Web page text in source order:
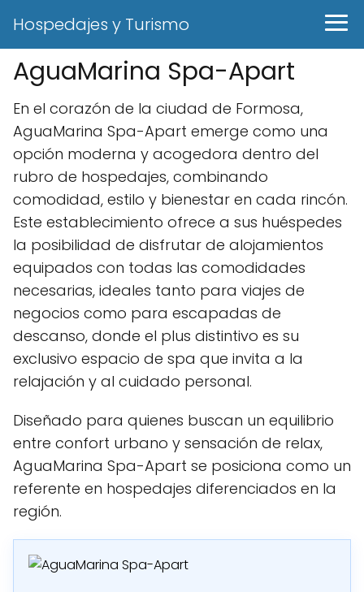
Hospedajes y Turismo
AguaMarina Spa-Apart
En el corazón de la ciudad de Formosa,
AguaMarina Spa-Apart emerge como una
opción moderna y acogedora dentro del
rubro de hospedajes, combinando
comodidad, estilo y bienestar en cada rincón.
Este establecimiento ofrece a sus huéspedes
la posibilidad de disfrutar de alojamientos
equipados con todas las comodidades
necesarias, ideales tanto para viajes de
negocios como para escapadas de
descanso, donde el plus distintivo es su
exclusivo espacio de spa que invita a la
relajación y al cuidado personal.
Diseñado para quienes buscan un equilibrio
entre confort urbano y sensación de relax,
AguaMarina Spa-Apart se posiciona como un
referente en hospedajes diferenciados en la
región.